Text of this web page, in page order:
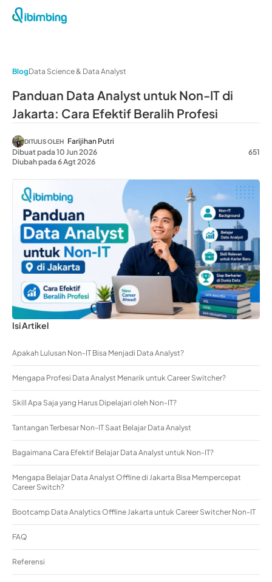
BlogData Science & Data Analyst
Panduan Data Analyst untuk Non-IT di
Jakarta: Cara Efektif Beralih Profesi
DITULIS OLEH Farijihan Putri
Dibuat pada 10 Jun 2026
Diubah pada 6 Agt 2026
651
Isi Artikel
Apakah Lulusan Non-IT Bisa Menjadi Data Analyst?
Mengapa Profesi Data Analyst Menarik untuk Career Switcher?
Skill Apa Saja yang Harus Dipelajari oleh Non-IT?
Tantangan Terbesar Non-IT Saat Belajar Data Analyst
Bagaimana Cara Efektif Belajar Data Analyst untuk Non-IT?
Mengapa Belajar Data Analyst Offline di Jakarta Bisa Mempercepat
Career Switch?
Bootcamp Data Analytics Offline Jakarta untuk Career Switcher Non-IT
FAQ
Referensi